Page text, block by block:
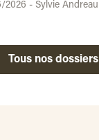
2026 - Sylvie Andreau
Tous nos dossiers